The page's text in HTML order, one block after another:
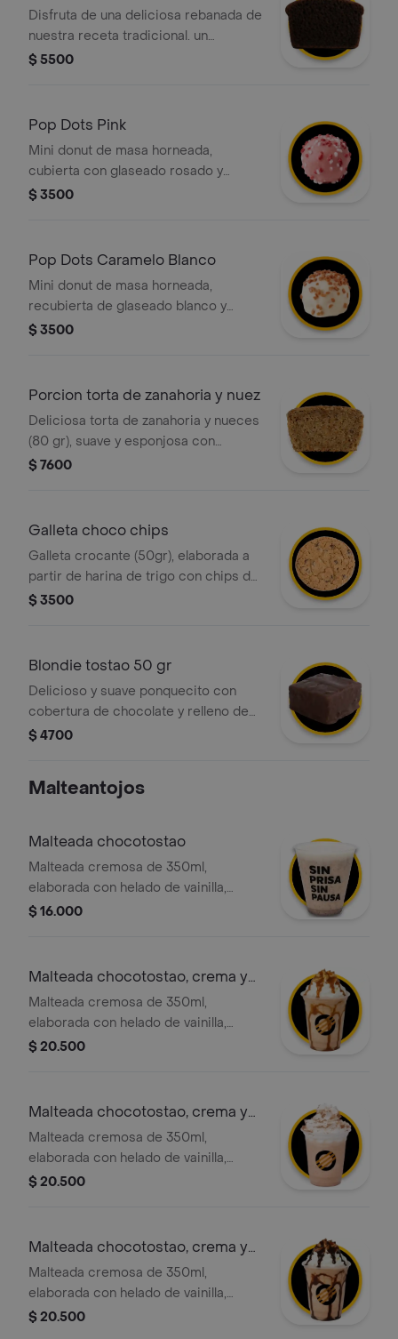
Disfruta de una deliciosa rebanada de
nuestra receta tradicional. un
bizcocho suave de cacao con capas
día.
$ 5500
Pop Dots Pink
Mini donut de masa horneada,
cubierta con glaseado rosado y
decoradas con grageas blancas y
$ 3500
Pop Dots Caramelo Blanco
Mini donut de masa horneada,
recubierta de glaseado blanco y
decorada con trocitos de caramelo
$ 3500
Porcion torta de zanahoria y nuez
Deliciosa torta de zanahoria y nueces
(80 gr), suave y esponjosa con
pequeños trozos de zanahoria en su
$ 7600
Galleta choco chips
Galleta crocante (50gr), elaborada a
partir de harina de trigo con chips de
chocolate.
$ 3500
Blondie tostao 50 gr
Delicioso y suave ponquecito con
cobertura de chocolate y relleno de
vainilla con chips
$ 4700
Malteantojos
Malteada chocotostao
Malteada cremosa de 350ml,
elaborada con helado de vainilla,
leche deslactosada y trozos nuestro
de tu elección.
$ 16.000
Malteada chocotostao, crema y
adición
Malteada cremosa de 350ml,
elaborada con helado de vainilla,
leche deslactosada y trozos nuestro
caramelo
$ 20.500
Malteada chocotostao, crema y
adición
Malteada cremosa de 350ml,
elaborada con helado de vainilla,
leche deslactosada y trozos nuestro
$ 20.500
Malteada chocotostao, crema y
adición
Malteada cremosa de 350ml,
elaborada con helado de vainilla,
leche deslactosada y trozos nuestro
$ 20.500